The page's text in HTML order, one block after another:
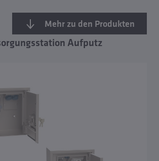
Mehr zu den Produkten
Aufputz